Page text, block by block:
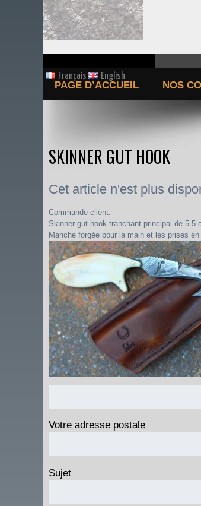
Français English
PAGE D’ACCUEIL NOS
SKINNER GUT HOOK
Cet article n'est plus
Commande client.
Skinner gut hook tranchant principal de 5.5
Manche forgée pour la main et les prises
Votre adresse postale
Sujet